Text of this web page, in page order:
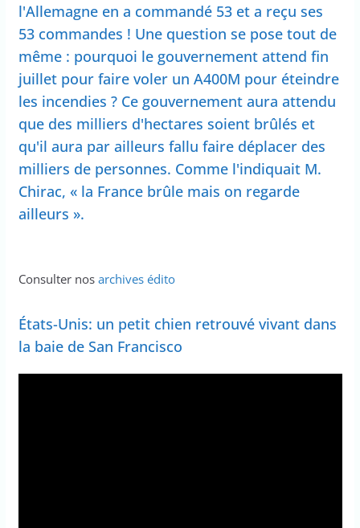
l'Allemagne en a commandé 53 et a reçu ses
53 commandes ! Une question se pose tout de
même : pourquoi le gouvernement attend fin
juillet pour faire voler un A400M pour éteindre
les incendies ? Ce gouvernement aura attendu
que des milliers d'hectares soient brûlés et
qu'il aura par ailleurs fallu faire déplacer des
milliers de personnes. Comme l'indiquait M.
Chirac, « la France brûle mais on regarde
ailleurs ».
Consulter nos archives édito
États-Unis: un petit chien retrouvé vivant dans
la baie de San Francisco